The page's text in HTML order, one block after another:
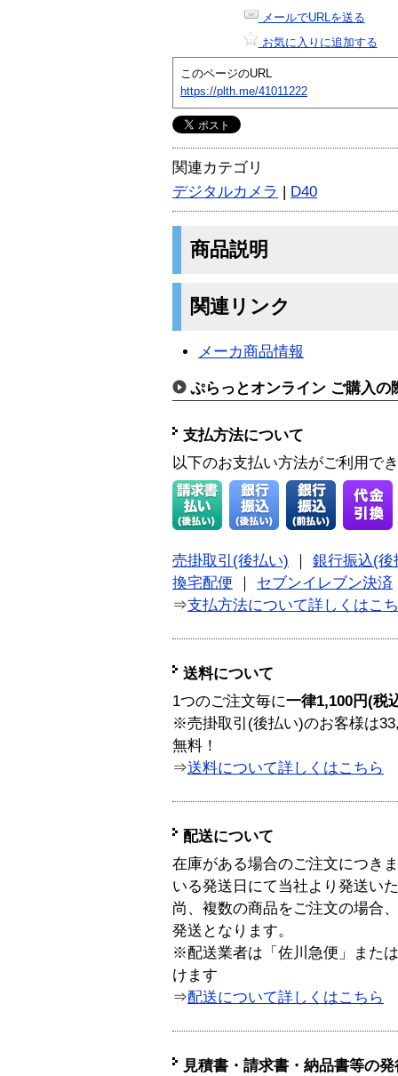
メールでURLを送る
お気に入りに追加する
このページのURL
https://plth.me/41011222
関連カテゴリ
デジタルカメラ | D40
商品説明
関連リンク
メーカ商品情報
ぷらっとオンライン ご購入の
支払方法について
以下のお支払い方法がご利用で
売掛取引(後払い)
銀行振込(後
換宅配便
セブンイレブン決済
⇒支払方法について詳しくはこ
送料について
1つのご注文毎に一律1,100円(税
※売掛取引(後払い)のお客様は
無料！
⇒送料について詳しくはこちら
配送について
在庫がある場合のご注文につき
いる発送日にて当社より発送い
尚、複数の商品をご注文の場合
発送となります。
※配送業者は「佐川急便」また
けます
⇒配送について詳しくはこちら
見積書・請求書・納品書等の